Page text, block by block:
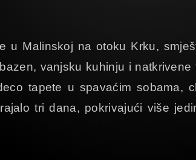
u Malinskoj na otoku Krku,
vanjsku kuhinju i
tapete u spavaćim sobama,
tri dana, pokrivajući više